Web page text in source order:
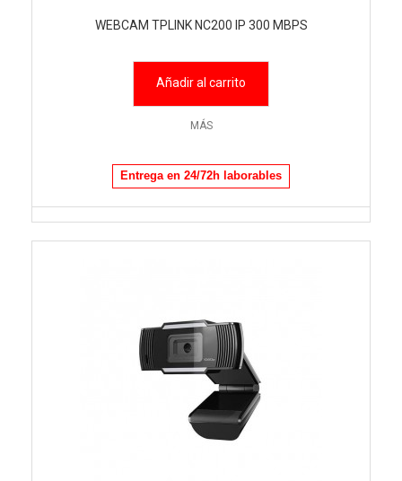
WEBCAM TPLINK NC200 IP 300 MBPS
Añadir al carrito
MÁS
Entrega en 24/72h laborables